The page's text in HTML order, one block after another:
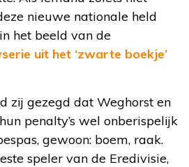
nieuwe nationale held
het beeld van de
uit het ‘zwarte boekje’
zij gezegd dat Weghorst en
penalty’s wel onberispelijk
gewoon: boem, raak.
speler van de Eredivisie,